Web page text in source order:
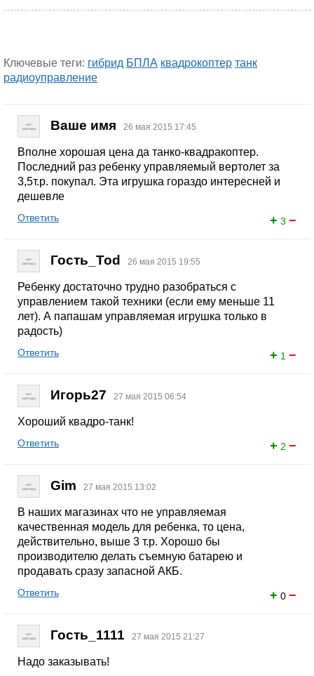
Ключевые теги: гибрид БПЛА квадрокоптер танк
радиоуправление
Ваше имя 26 мая 2015 17:45
Вполне хорошая цена да танко-квадракоптер.
Последний раз ребенку управляемый вертолет за
3,5т.р. покупал. Эта игрушка гораздо интересней и
дешевле
+ 3 −
Ответить
Гость_Tod 26 мая 2015 19:55
Ребенку достаточно трудно разобраться с
управлением такой техники (если ему меньше 11
лет). А папашам управляемая игрушка только в
радость)
+ 1 −
Ответить
Игорь27 27 мая 2015 06:54
Хороший квадро-танк!
+ 2 −
Ответить
Gim 27 мая 2015 13:02
В наших магазинах что не управляемая
качественная модель для ребенка, то цена,
действительно, выше 3 т.р. Хорошо бы
производителю делать съемную батарею и
продавать сразу запасной АКБ.
+ 0 −
Ответить
Гость_1111 27 мая 2015 21:27
Надо заказывать!